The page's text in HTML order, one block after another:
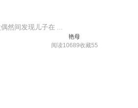
然间发现儿子在 ...
艳母
阅读10689收藏55